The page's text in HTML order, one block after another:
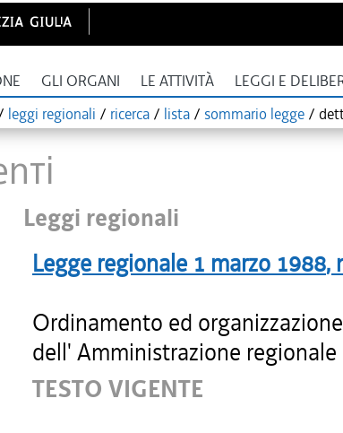
GLI ORGANI LE ATTIVITÀ LEGGI E
leggi regionali / ricerca / lista / sommario legge /
Leggi regionali
Legge regionale 1 marzo 1988,
Ordinamento ed
dell' Amministrazione
TESTO VIGENTE